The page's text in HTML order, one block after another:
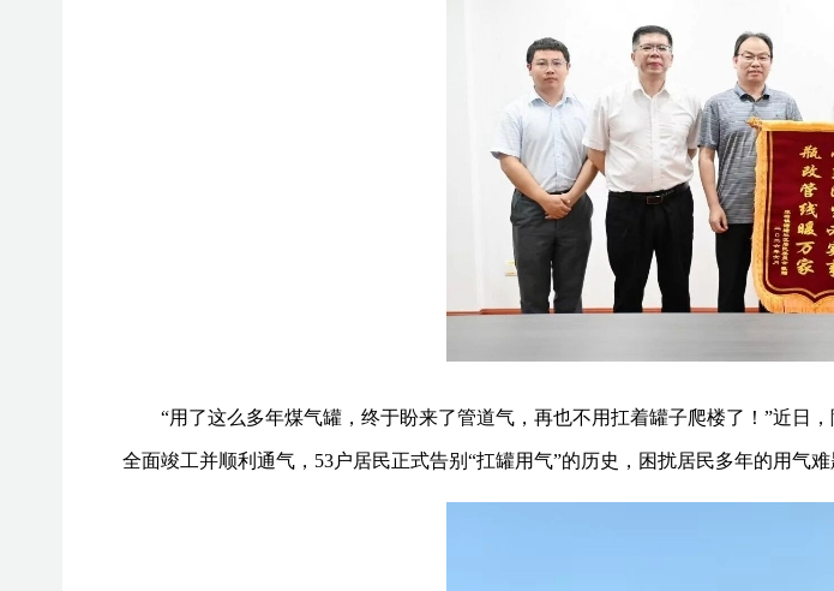
“用了这么多年煤气罐，终于盼来了管道气，再也不用扛着罐子爬楼了！”近日
全面竣工并顺利通气，53户居民正式告别“扛罐用气”的历史，困扰居民多年的用气难